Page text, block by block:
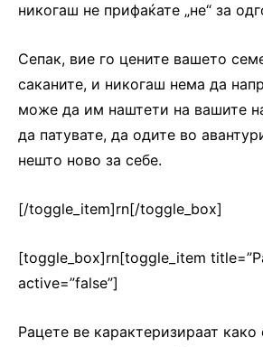
никогаш не прифаќате „не“ за
Сепак, вие го цените вашето
саканите, и никогаш нема да
може да им наштети на вашите
да патувате, да одите во
нешто ново за себе.
[/toggle_item]rn[/toggle_box]
[toggle_box]rn[toggle_item
active=”false”]
Рацете ве карактеризираат како